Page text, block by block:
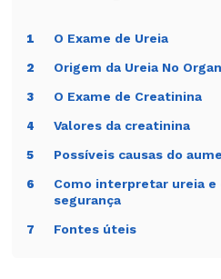
1 O Exame de Ureia
2 Origem da Ureia No
3 O Exame de Creatinina
4 Valores da creatinina
5 Possíveis causas do
6
Como interpretar ureia
segurança
7 Fontes úteis